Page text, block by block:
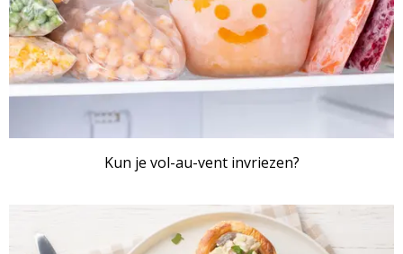
Kun je vol-au-vent invriezen?